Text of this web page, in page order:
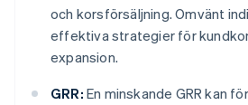
och korsförsäljning. Omvänt
effektiva strategier för
expansion.
GRR: En minskande GRR kan